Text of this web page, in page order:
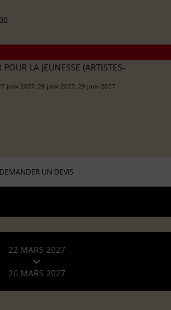
POUR LA JEUNESSE (ARTISTES-
janv 2027, 28 janv 2027, 29 janv 2027
DEMANDER UN DEVIS
22 MARS 2027
26 MARS 2027